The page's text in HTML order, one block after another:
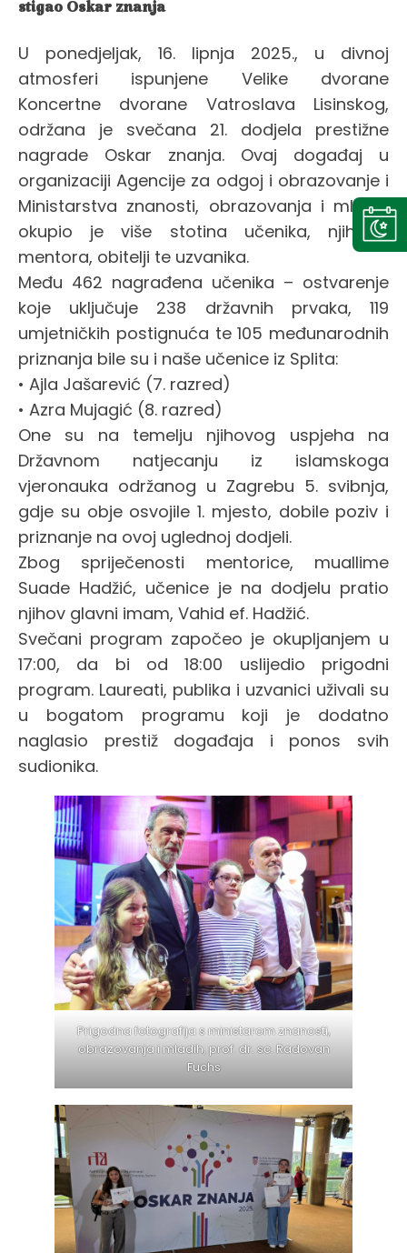
stigao Oskar znanja
U ponedjeljak, 16. lipnja 2025., u divnoj
atmosferi ispunjene Velike dvorane
Koncertne dvorane Vatroslava Lisinskog,
održana je svečana 21. dodjela prestižne
nagrade Oskar znanja. Ovaj događaj u
organizaciji Agencije za odgoj i obrazovanje i
Ministarstva znanosti, obrazovanja i mladih
okupio je više stotina učenika, njihovih
mentora, obitelji te uzvanika.
Među 462 nagrađena učenika – ostvarenje
koje uključuje 238 državnih prvaka, 119
umjetničkih postignuća te 105 međunarodnih
priznanja bile su i naše učenice iz Splita:
• Ajla Jašarević (7. razred)
• Azra Mujagić (8. razred)
One su na temelju njihovog uspjeha na
Državnom natjecanju iz islamskoga
vjeronauka održanog u Zagrebu 5. svibnja,
gdje su obje osvojile 1. mjesto, dobile poziv i
priznanje na ovoj uglednoj dodjeli.
Zbog spriječenosti mentorice, muallime
Suade Hadžić, učenice je na dodjelu pratio
njihov glavni imam, Vahid ef. Hadžić.
Svečani program započeo je okupljanjem u
17:00, da bi od 18:00 uslijedio prigodni
program. Laureati, publika i uzvanici uživali su
u bogatom programu koji je dodatno
naglasio prestiž događaja i ponos svih
sudionika.
Prigodna fotografija s ministarom znanosti,
obrazovanja i mladih, prof. dr. sc. Radovan
Fuchs